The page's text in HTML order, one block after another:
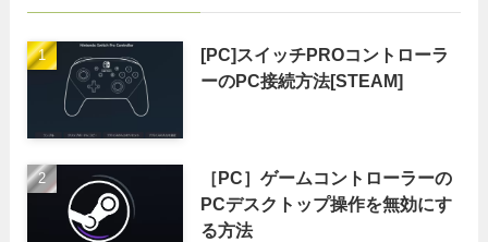
[PC]スイッチPROコントローラ
ーのPC接続方法[STEAM]
［PC］ゲームコントローラーの
PCデスクトップ操作を無効にす
る方法